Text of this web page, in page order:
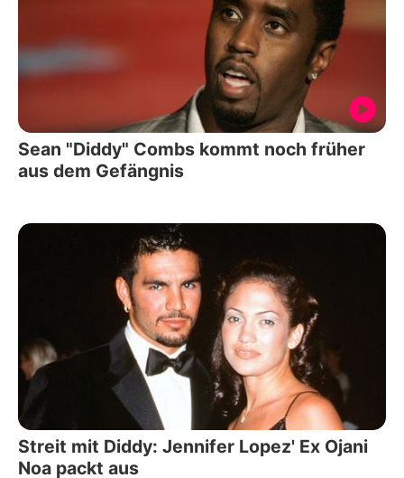
Sean "Diddy" Combs kommt noch früher
aus dem Gefängnis
Streit mit Diddy: Jennifer Lopez' Ex Ojani
Noa packt aus